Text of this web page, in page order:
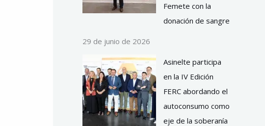
Femete con la
donación de sangre
29 de junio de 2026
Asinelte participa
en la IV Edición
FERC abordando el
autoconsumo como
eje de la soberanía